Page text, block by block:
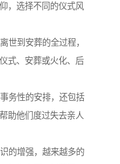
，选择不同的仪式风
世到安葬的全过程，
式、安葬或火化、后
务性的安排，还包括
助他们度过失去亲人
的增强，越来越多的